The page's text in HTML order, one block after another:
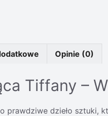
Opinie (0)
Tiffany –
prawdziwe dzieło sztuki,